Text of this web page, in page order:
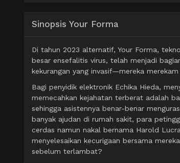
Sinopsis Your Forma
Di tahun 2023 alternatif, Your Forma,
besar ensefalitis virus, telah menjadi
kekurangan yang invasif—mereka
Bagi penyidik ​​elektronik Echika Hieda,
memecahkan kejahatan terberat adalah
sehingga asistennya benar-benar
banyak ajudan di rumah sakit, para
cerdas namun nakal bernama Harold
menyelesaikan kecurigaan bersama
sebelum terlambat?